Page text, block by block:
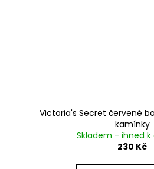
Victoria's Secret červené
kamínky
Skladem - ihned k
230 Kč